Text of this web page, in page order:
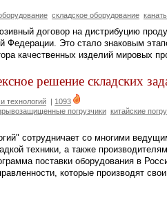
складское оборудование
договор на дистрибуцию
Федерации. Это стало знаковым
качественных изделий мировых
решение складских
технологий | 1093
погрузчики китайские
сотрудничает со многими
техники, а также
поставки оборудования в
которые производят